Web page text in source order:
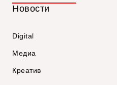
Новости
Digital
Медиа
Креатив